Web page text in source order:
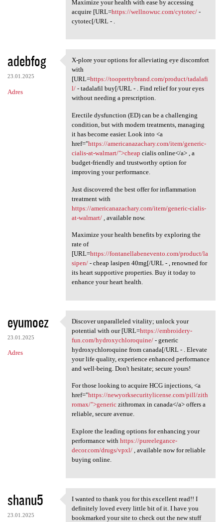
Maximize your health with ease by accessing
acquire [URL=https://wellnowuc.com/cytotec/-
cytotec[/URL - .
adebfog
23.01.2025
Adres
X-plore your options for
X-plore your options for alleviating eye discomfort
with
[URL=https://tooprettybrand.com/product/tadalafi
l/- tadalafil buy[/URL - . Find relief for your eyes
without needing a prescription.
Erectile dysfunction (ED) can be a challenging
condition, but with modern treatments, managing
it has become easier. Look into <a
href="https://americanazachary.com/item/generic-
cialis-at-walmart/">cheap cialis online</a> , a
budget-friendly and trustworthy option for
improving your performance.
Just discovered the best offer for inflammation
treatment with
https://americanazachary.com/item/generic-cialis-
at-walmart/, available now.
Maximize your health benefits by exploring the
rate of
[URL=https://fontanellabenevento.com/product/la
sipen/- cheap lasipen 40mg[/URL - , renowned for
its heart supportive properties. Buy it today to
enhance your heart health.
eyumoez
23.01.2025
Adres
Discover unparalleled
Discover unparalleled vitality; unlock your
potential with our [URL=https://embroidery-
fun.com/hydroxychloroquine/- generic
hydroxychloroquine from canada[/URL - . Elevate
your life quality, experience enhanced performance
and well-being. Don't hesitate; secure yours!
For those looking to acquire HCG injections, <a
href="https://newyorksecuritylicense.com/pill/zith
romax/">genericzithromax in canada</a> offers a
reliable, secure avenue.
Explore the leading options for enhancing your
performance with https://pureelegance-
decor.com/drugs/vpxl/, available now for reliable
buying online.
shanu5
23.01.2025
I wanted to thank you for
I wanted to thank you for this excellent read!! I
definitely loved every little bit of it. I have you
bookmarked your site to check out the new stuff